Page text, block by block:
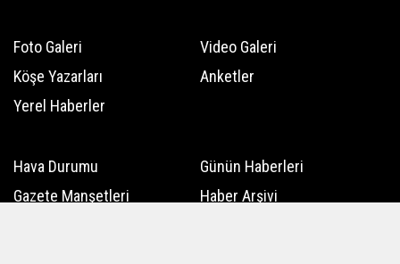
Foto Galeri
Video Galeri
Köşe Yazarları
Anketler
Yerel Haberler
Hava Durumu
Günün Haberleri
Gazete Manşetleri
Haber Arşivi